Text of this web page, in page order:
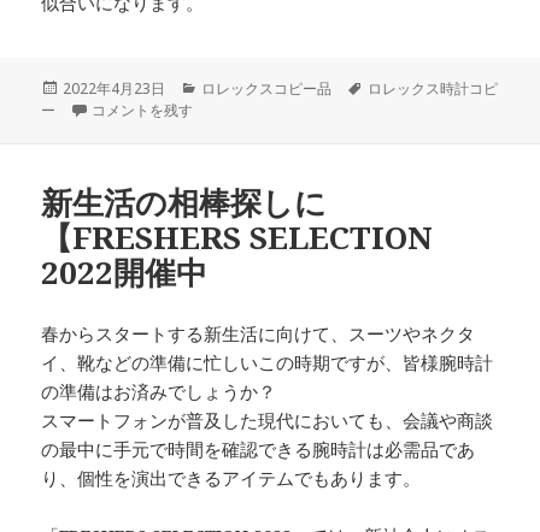
投
稿
2022年4月23日
カ
ロレックスコピー品
タ
ロレックス時計コピ
ー
ロレックスのシードゥエラーディープシー126660 Dブルー に
コメントを残す
新生活の相棒探しに
【FRESHERS SELECTION
2022開催中
春からスタートする新生活に向けて、スーツやネクタ
イ、靴などの準備に忙しいこの時期ですが、皆様腕時計
の準備はお済みでしょうか？
スマートフォンが普及した現代においても、会議や商談
の最中に手元で時間を確認できる腕時計は必需品であ
り、個性を演出できるアイテムでもあります。